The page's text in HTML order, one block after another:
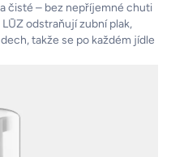
čisté – bez nepříjemné chuti
odstraňují zubní plak,
takže se po každém jídle